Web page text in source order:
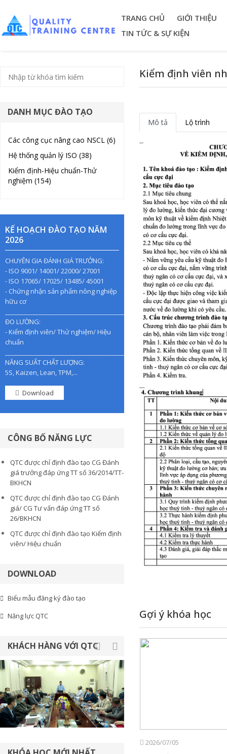
TRANG CHỦ
GIỚI THIỆU
TIN TỨC & SỰ KIỆN
DANH MỤC ĐÀO TẠO
Các công cục nâng cao NSCL (6)
Hệ thống quản lý ISO (38)
Kiểm định-Hiệu chuẩn-Thử
nghiệm (154)
KẾ HOẠCH ĐÀO TẠO NĂM
2026
CHUYÊN GIA ĐÁNH GIÁ TRƯỞNG:
- ISO 9001/ 14001/ 22000/ 27001
- ISO 17065/ 17025/ 13485/ 45001
- Chứng nhận sản phẩm nông nghiệp
hữu cơ
________________________________________________
ĐO LƯỜNG:
- Kiểm định viên/ Thử nghiệm/ Hiệu
chuẩn
________________________________________________
NĂNG SUẤT CHẤT LƯỢNG:
5S, Kaizen, Lean, TPM,...
Download
CÔNG BỐ NĂNG LỰC
QTC được chỉ định đào tạo CG Đánh
giá trưởng đáp ứng TT số 36/2014/TT-
BKHCN
QTC được chỉ định đào tạo CG Đánh
giá/ CG Tư vấn đáp ứng TT số
26/BKHCN
QTC được chỉ định đào tạo Kiểm định
viên/ Hiệu chuẩn
DOWNLOAD
Biểu mẫu đăng ký đào tạo
Năng lực QTC
KHÁCH HÀNG VỚI QTC
Kiểm định viên
Mô tả Lộ trình
Gợi ý khóa học
2026/07/05